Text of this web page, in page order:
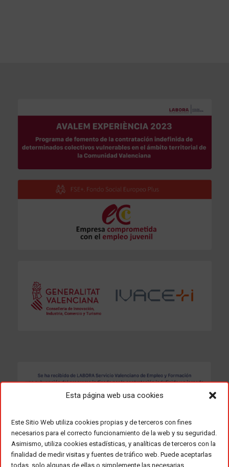
Esta página web usa cookies
Este Sitio Web utiliza cookies propias y de terceros con fines
necesarios para el correcto funcionamiento de la web y su seguridad.
Asimismo, utiliza cookies estadísticas, y analíticas de terceros con la
finalidad de medir visitas y fuentes de tráfico web. Puede aceptarlas
todas, solo algunas de ellas o simplemente las necesarias,